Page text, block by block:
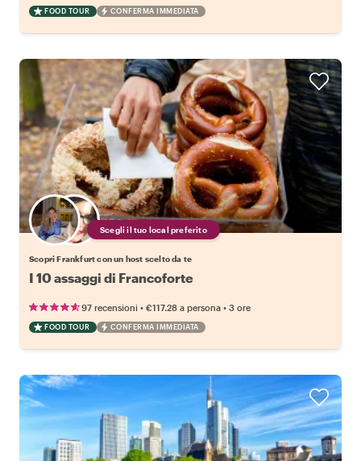
FOOD TOUR CONFERMA IMMEDIATA
Scegli il tuo local preferito
Scopri Frankfurt con un host scelto da te
I 10 assaggi di Francoforte
97 recensioni • €117.28 a persona • 3 ore
FOOD TOUR CONFERMA IMMEDIATA